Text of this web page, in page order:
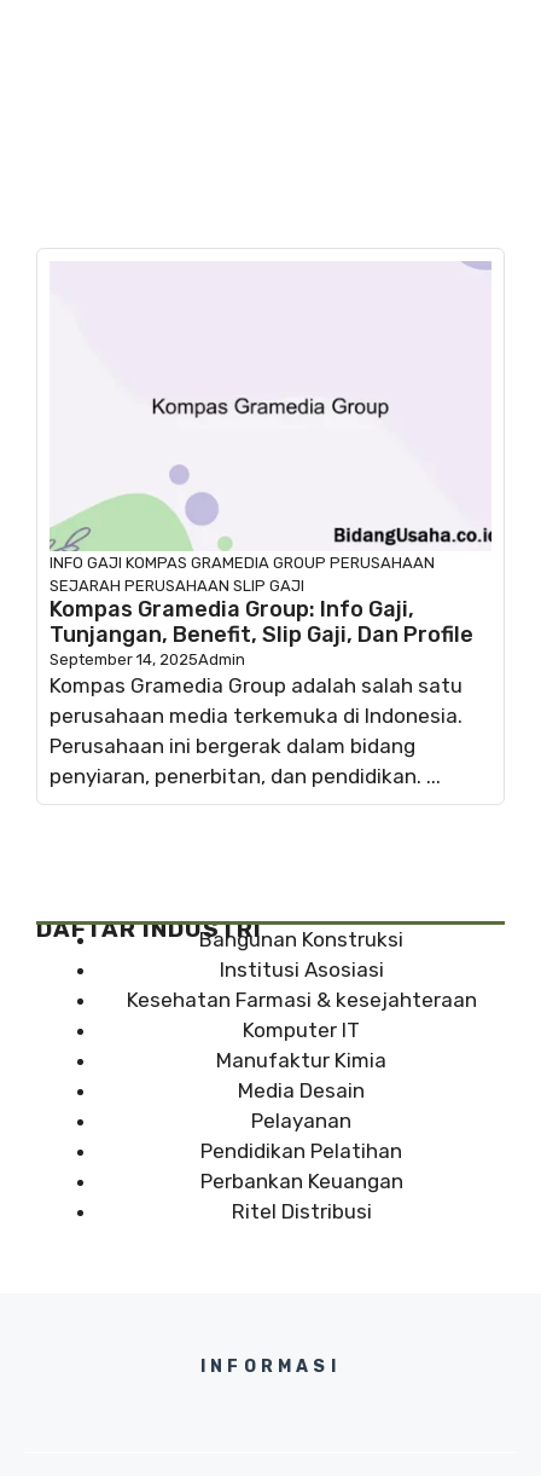
INFO GAJI KOMPAS GRAMEDIA GROUP PERUSAHAAN
SEJARAH PERUSAHAAN SLIP GAJI
Kompas Gramedia Group: Info Gaji,
Tunjangan, Benefit, Slip Gaji, Dan Profile
September 14, 2025Admin
Kompas Gramedia Group adalah salah satu
perusahaan media terkemuka di Indonesia.
Perusahaan ini bergerak dalam bidang
penyiaran, penerbitan, dan pendidikan. ...
DAFTAR INDUSTRIBangunan Konstruksi
Institusi Asosiasi
Kesehatan Farmasi & kesejahteraan
Komputer IT
Manufaktur Kimia
Media Desain
Pelayanan
Pendidikan Pelatihan
Perbankan Keuangan
Ritel Distribusi
INFORMASI